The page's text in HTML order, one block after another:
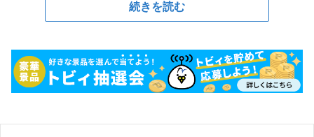
続きを読む